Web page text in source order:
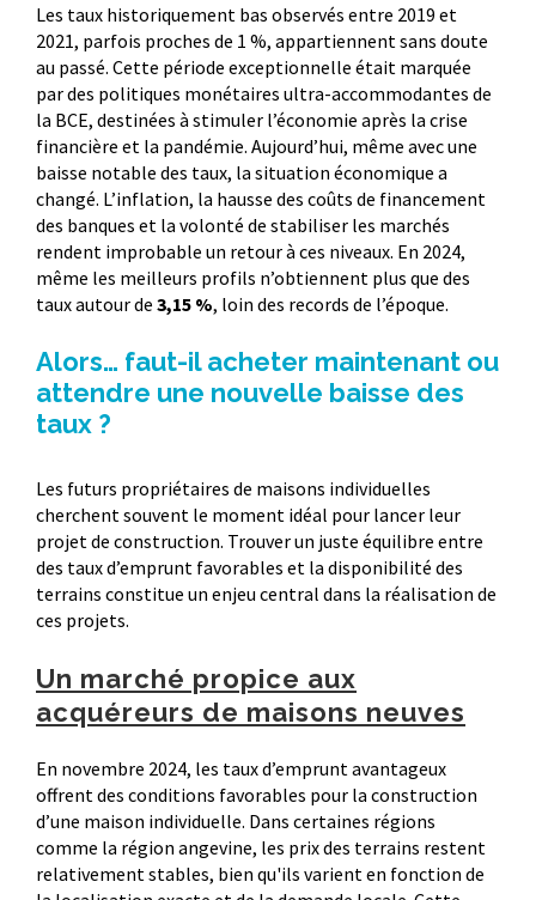
Les taux historiquement bas observés entre 2019 et
2021, parfois proches de 1 %, appartiennent sans doute
au passé. Cette période exceptionnelle était marquée
par des politiques monétaires ultra-accommodantes de
la BCE, destinées à stimuler l’économie après la crise
financière et la pandémie. Aujourd’hui, même avec une
baisse notable des taux, la situation économique a
changé. L’inflation, la hausse des coûts de financement
des banques et la volonté de stabiliser les marchés
rendent improbable un retour à ces niveaux. En 2024,
même les meilleurs profils n’obtiennent plus que des
taux autour de 3,15 %, loin des records de l’époque.
Alors… faut-il acheter maintenant ou
attendre une nouvelle baisse des
taux ?
Les futurs propriétaires de maisons individuelles
cherchent souvent le moment idéal pour lancer leur
projet de construction. Trouver un juste équilibre entre
des taux d’emprunt favorables et la disponibilité des
terrains constitue un enjeu central dans la réalisation de
ces projets.
Un marché propice aux
acquéreurs de maisons neuves
En novembre 2024, les taux d’emprunt avantageux
offrent des conditions favorables pour la construction
d’une maison individuelle. Dans certaines régions
comme la région angevine, les prix des terrains restent
relativement stables, bien qu'ils varient en fonction de